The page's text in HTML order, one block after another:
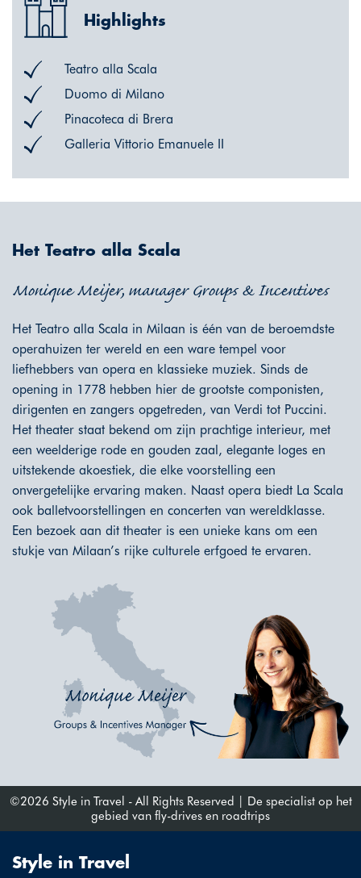
Highlights
Teatro alla Scala
Duomo di Milano
Pinacoteca di Brera
Galleria Vittorio Emanuele II
Het Teatro alla Scala
Monique Meijer, manager Groups & Incentives
Het Teatro alla Scala in Milaan is één van de beroemdste
operahuizen ter wereld en een ware tempel voor
liefhebbers van opera en klassieke muziek. Sinds de
opening in 1778 hebben hier de grootste componisten,
dirigenten en zangers opgetreden, van Verdi tot Puccini.
Het theater staat bekend om zijn prachtige interieur, met
een weelderige rode en gouden zaal, elegante loges en
uitstekende akoestiek, die elke voorstelling een
onvergetelijke ervaring maken. Naast opera biedt La Scala
ook balletvoorstellingen en concerten van wereldklasse.
Een bezoek aan dit theater is een unieke kans om een
stukje van Milaan’s rijke culturele erfgoed te ervaren.
©2026 Style in Travel - All Rights Reserved | De specialist op het
gebied van fly-drives en roadtrips
Style in Travel